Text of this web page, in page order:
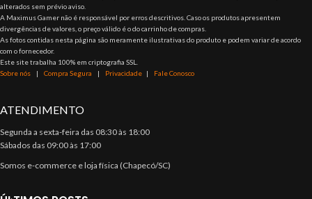
alterados sem prévio aviso.
A Maximus Gamer não é responsável por erros descritivos. Caso os produtos apresentem
divergências de valores, o preço válido é o do carrinho de compras.
As fotos contidas nesta página são meramente ilustrativas do produto e podem variar de acordo
com o fornecedor.
Este site trabalha 100% em criptografia SSL.
Sobre nós | Compra Segura | Privacidade | Fale Conosco
ATENDIMENTO
Segunda a sexta-feira das 08:30 às 18:00
Sábados das 09:00 às 17:00
Somos e-commerce e loja física (Chapecó/SC)